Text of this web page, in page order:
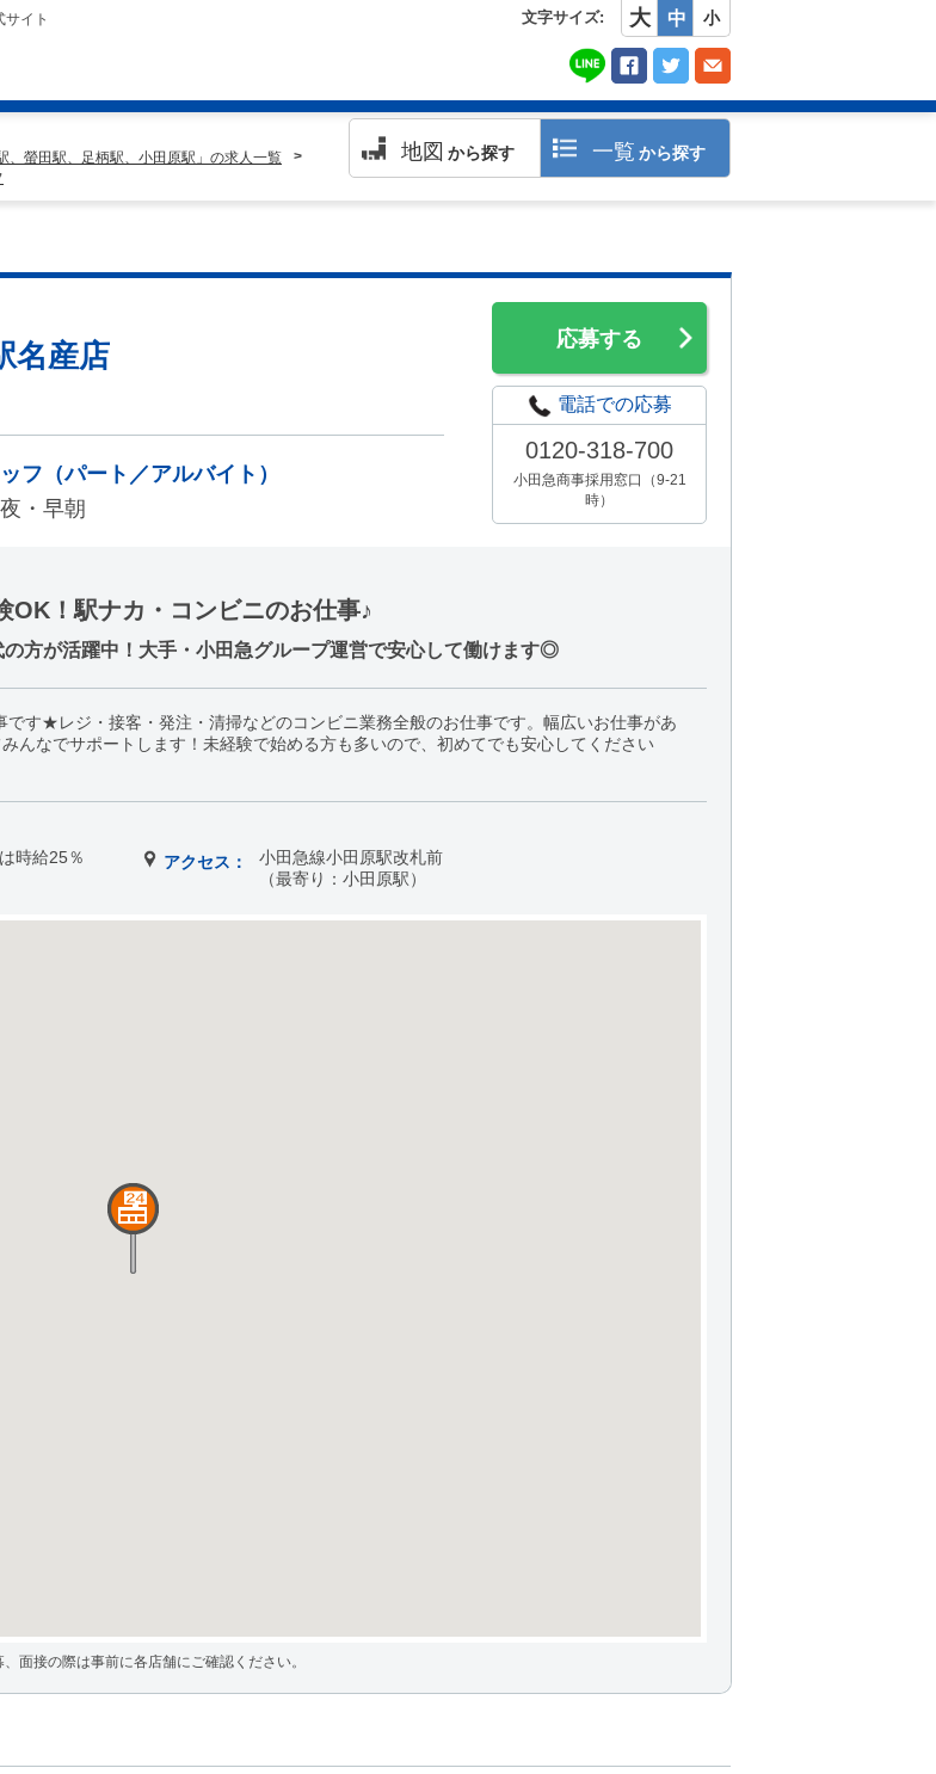
イト 文字サイズ: 大 中 小
地図 から探す 一覧 から探す
、螢田駅、足柄駅、小田原駅」の求人一覧
名産店
フ（パート／アルバイト）
・早朝
応募する
電話での応募
0120-318-700
小田急商事採用窓口（9-21
時）
！駅ナカ・コンビニのお仕事♪
方が活躍中！大手・小田急グループ運営で安心して働けます◎
す★レジ・接客・発注・清掃などのコンビニ業務全般のお仕事です。幅広いお仕事があ
んなでサポートします！未経験で始める方も多いので、初めてでも安心してください
時給25％
アクセス：
小田急線小田原駅改札前
（最寄り：小田原駅）
面接の際は事前に各店舗にご確認ください。